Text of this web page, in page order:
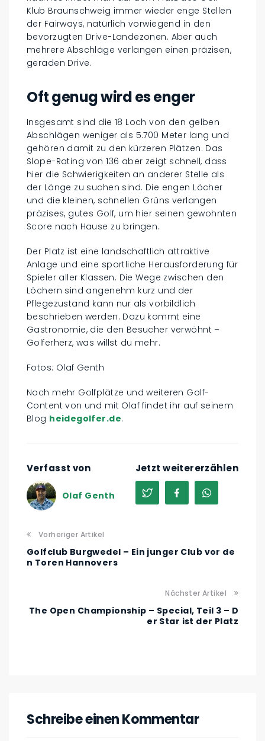
Klub Braunschweig immer wieder enge Stellen
der Fairways, natürlich vorwiegend in den
bevorzugten Drive-Landezonen. Aber auch
mehrere Abschläge verlangen einen präzisen,
geraden Drive.
Oft genug wird es enger
Insgesamt sind die 18 Loch von den gelben
Abschlägen weniger als 5.700 Meter lang und
gehören damit zu den kürzeren Plätzen. Das
Slope-Rating von 136 aber zeigt schnell, dass
hier die Schwierigkeiten an anderer Stelle als
der Länge zu suchen sind. Die engen Löcher
und die kleinen, schnellen Grüns verlangen
präzises, gutes Golf, um hier seinen gewohnten
Score nach Hause zu bringen.
Der Platz ist eine landschaftlich attraktive
Anlage und eine sportliche Herausforderung für
Spieler aller Klassen. Die Wege zwischen den
Löchern sind angenehm kurz und der
Pflegezustand kann nur als vorbildlich
beschrieben werden. Dazu kommt eine
Gastronomie, die den Besucher verwöhnt –
Golferherz, was willst du mehr.
Fotos: Olaf Genth
Noch mehr Golfplätze und weiteren Golf-
Content von und mit Olaf findet ihr auf seinem
Blog heidegolfer.de.
Verfasst von
Olaf Genth
Jetzt weitererzählen
Vorheriger Artikel
Golfclub Burgwedel – Ein junger Club vor de
n Toren Hannovers
Nächster Artikel
The Open Championship – Special, Teil 3 – D
er Star ist der Platz
Schreibe einen Kommentar